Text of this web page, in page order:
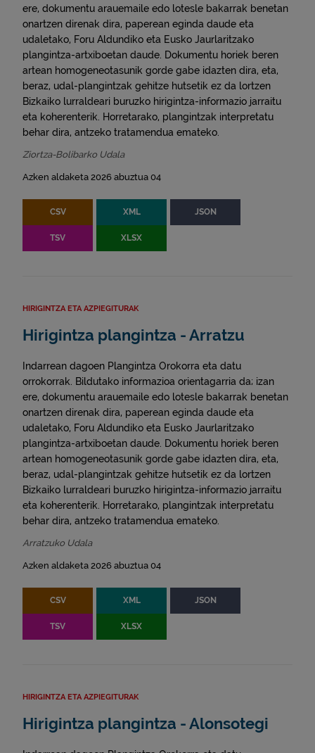
ere, dokumentu arauemaile edo lotesle bakarrak benetan
onartzen direnak dira, paperean eginda daude eta
udaletako, Foru Aldundiko eta Eusko Jaurlaritzako
plangintza-artxiboetan daude. Dokumentu horiek beren
artean homogeneotasunik gorde gabe idazten dira, eta,
beraz, udal-plangintzak gehitze hutsetik ez da lortzen
Bizkaiko lurraldeari buruzko hirigintza-informazio jarraitu
eta koherenterik. Horretarako, plangintzak interpretatu
behar dira, antzeko tratamendua emateko.
Ziortza-Bolibarko Udala
Azken aldaketa 2026 abuztua 04
CSV XML JSON
TSV XLSX
HIRIGINTZA ETA AZPIEGITURAK
Hirigintza plangintza - Arratzu
Indarrean dagoen Plangintza Orokorra eta datu
orrokorrak. Bildutako informazioa orientagarria da; izan
ere, dokumentu arauemaile edo lotesle bakarrak benetan
onartzen direnak dira, paperean eginda daude eta
udaletako, Foru Aldundiko eta Eusko Jaurlaritzako
plangintza-artxiboetan daude. Dokumentu horiek beren
artean homogeneotasunik gorde gabe idazten dira, eta,
beraz, udal-plangintzak gehitze hutsetik ez da lortzen
Bizkaiko lurraldeari buruzko hirigintza-informazio jarraitu
eta koherenterik. Horretarako, plangintzak interpretatu
behar dira, antzeko tratamendua emateko.
Arratzuko Udala
Azken aldaketa 2026 abuztua 04
CSV XML JSON
TSV XLSX
HIRIGINTZA ETA AZPIEGITURAK
Hirigintza plangintza - Alonsotegi